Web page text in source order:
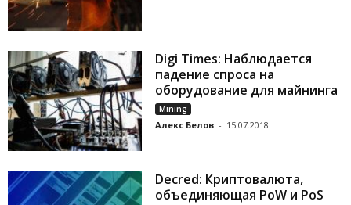
Digi Times: Наблюдается
падение спроса на
оборудование для майнинга
Mining
Алекс Белов - 15.07.2018
Decred: Криптовалюта,
объединяющая PoW и PoS